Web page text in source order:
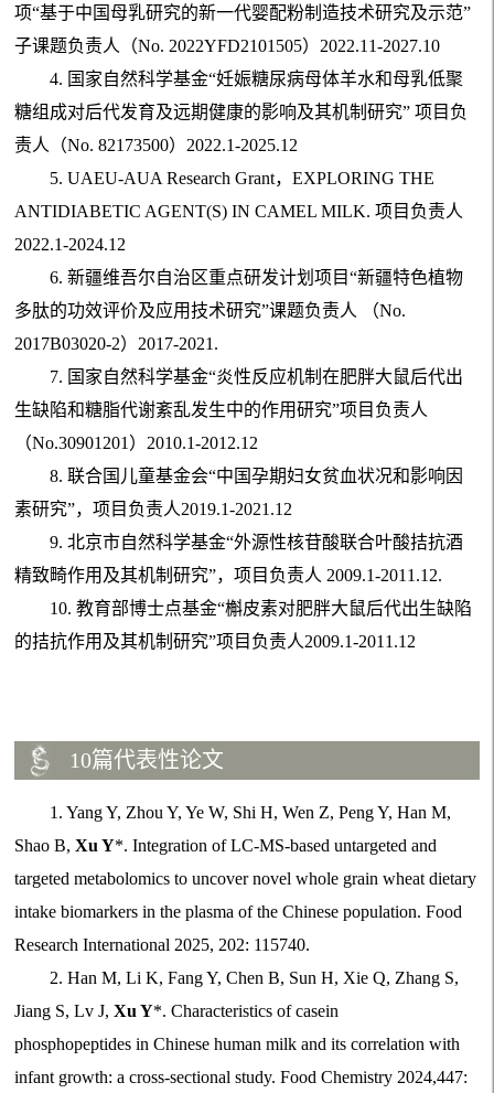
项“基于中国母乳研究的新一代婴配粉制造技术研究及示范”
子课题负责人（No. 2022YFD2101505）2022.11-2027.10
4. 国家自然科学基金“妊娠糖尿病母体羊水和母乳低聚
糖组成对后代发育及远期健康的影响及其机制研究” 项目负
责人（No. 82173500）2022.1-2025.12
5. UAEU-AUA Research Grant，EXPLORING THE
ANTIDIABETIC AGENT(S) IN CAMEL MILK. 项目负责人
2022.1-2024.12
6. 新疆维吾尔自治区重点研发计划项目“新疆特色植物
多肽的功效评价及应用技术研究”课题负责人 （No.
2017B03020-2）2017-2021.
7. 国家自然科学基金“炎性反应机制在肥胖大鼠后代出
生缺陷和糖脂代谢紊乱发生中的作用研究”项目负责人
（No.30901201）2010.1-2012.12
8. 联合国儿童基金会“中国孕期妇女贫血状况和影响因
素研究”，项目负责人2019.1-2021.12
9. 北京市自然科学基金“外源性核苷酸联合叶酸拮抗酒
精致畸作用及其机制研究”，项目负责人 2009.1-2011.12.
10.教育部博士点基金“槲皮素对肥胖大鼠后代出生缺陷
的拮抗作用及其机制研究”项目负责人2009.1-2011.12
10篇代表性论文
1. Yang Y, Zhou Y, Ye W, Shi H, Wen Z, Peng Y, Han M,
Shao B,Xu Y*. Integration of LC-MS-based untargeted and
targeted metabolomics to uncover novel whole grain wheat dietary
intake biomarkers in the plasma of the Chinese population. Food
Research International 2025, 202: 115740.
2. Han M, Li K, Fang Y, Chen B, Sun H, Xie Q, Zhang S,
Jiang S, Lv J,Xu Y*. Characteristics of casein
phosphopeptides in Chinese human milk and its correlation with
infant growth: a cross-sectional study. Food Chemistry 2024,447: